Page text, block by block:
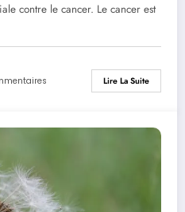
contre le cancer. Le cancer est
Lire La Suite